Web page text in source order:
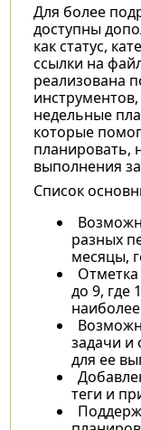
Для более
доступны
как статус,
ссылки на
реализована
недельные
которые
планировать,
выполнения
Список
разных
месяцы,
до 9, где
задачи и
для ее
теги и